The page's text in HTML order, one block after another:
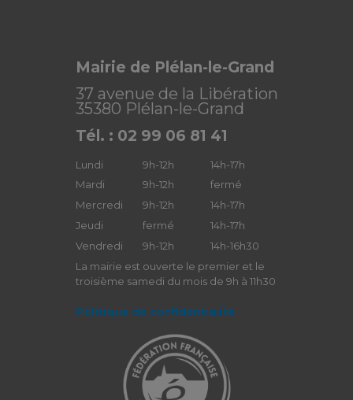
Mairie de Plélan-le-Grand
37 avenue de la Libération
35380 Plélan-le-Grand
Tél. : 02 99 06 81 41
Lundi 9h-12h
14h-17h
Mardi
9h-12h
fermé
Mercredi
9h-12h
14h-17h
Jeudi
fermé
14h-17h
Vendredi
9h-12h
14h-16h30
La mairie est ouverte le premier et le
troisième samedi du mois de 9h à 11h30
Politique de confidentialité